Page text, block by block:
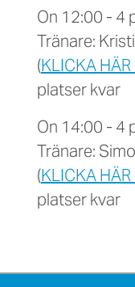
On 12:00 - 4
Tränare:
(KLICKA
platser kvar
On 14:00 - 4
Tränare:
(KLICKA
platser kvar